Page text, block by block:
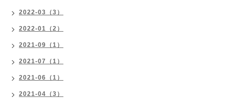
2022-03（3）
2022-01（2）
2021-09（1）
2021-07（1）
2021-06（1）
2021-04（3）